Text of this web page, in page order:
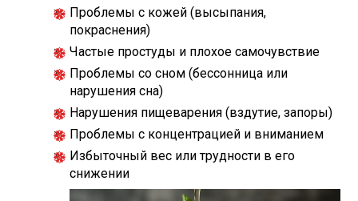
Проблемы с кожей (высыпания,
покраснения)
Частые простуды и плохое самочувствие
Проблемы со сном (бессонница или
нарушения сна)
Нарушения пищеварения (вздутие, запоры)
Проблемы с концентрацией и вниманием
Избыточный вес или трудности в его
снижении